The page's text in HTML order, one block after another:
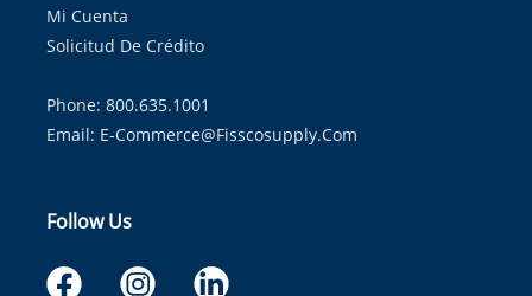
Mi Cuenta
Solicitud De Crédito
Phone: 800.635.1001
Email: E-Commerce@fisscosupply.com
Follow Us